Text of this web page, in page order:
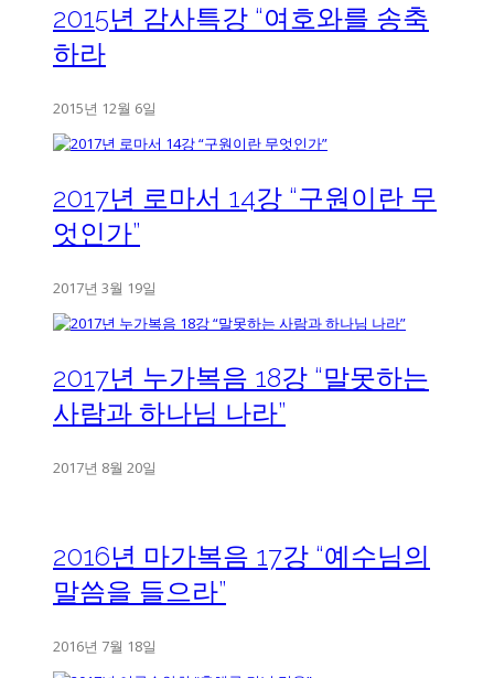
2015년 감사특강 “여호와를 송축
하라
2015년 12월 6일
2017년 로마서 14강 “구원이란 무
엇인가”
2017년 3월 19일
2017년 누가복음 18강 “말못하는
사람과 하나님 나라”
2017년 8월 20일
2016년 마가복음 17강 “예수님의
말씀을 들으라”
2016년 7월 18일